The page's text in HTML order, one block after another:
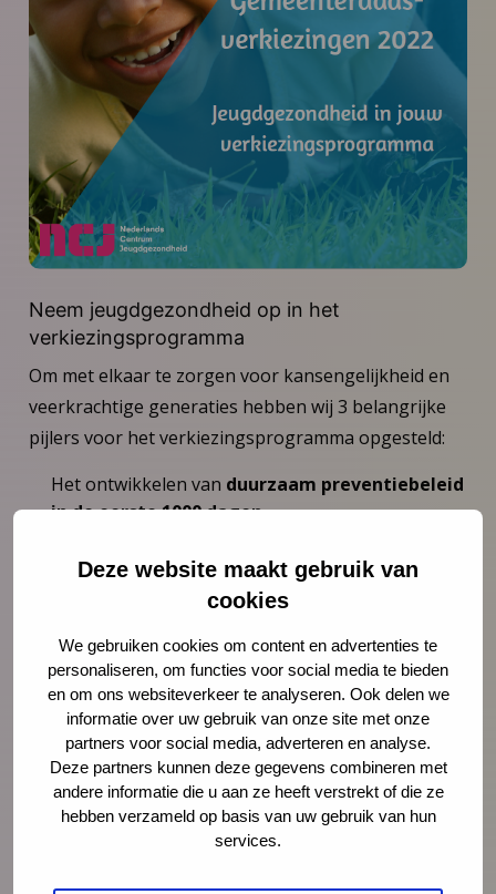
Deze website maakt gebruik van
cookies
We gebruiken cookies om content en advertenties te
personaliseren, om functies voor social media te bieden
en om ons websiteverkeer te analyseren. Ook delen we
informatie over uw gebruik van onze site met onze
partners voor social media, adverteren en analyse.
Deze partners kunnen deze gegevens combineren met
andere informatie die u aan ze heeft verstrekt of die ze
hebben verzameld op basis van uw gebruik van hun
services.
Neem jeugdgezondheid op in het
verkiezingsprogramma
Om met elkaar te zorgen voor kansengelijkheid en
veerkrachtige generaties hebben wij 3 belangrijke
pijlers voor het verkiezingsprogramma opgesteld:
Het ontwikkelen van duurzaam preventiebeleid
in de eerste 1000 dagen.
zorgverlener in het medische en sociale domein.
Doen wat werkt: het inzetten van
Bekijk de factsheet
In de media
De eerste 1000 dagen beïnvloeden het hele
leven
– NRC – 20 augustus 2021
‘Marianne heeft altijd een antwoord klaar’